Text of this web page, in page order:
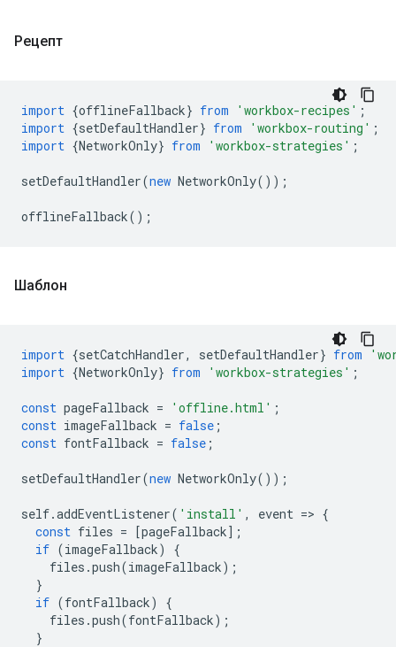
Рецепт
import {offlineFallback} from 'workbox-recipes' ;
import {setDefaultHandler} from 'workbox-routing' ;
import {NetworkOnly} from 'workbox-strategies' ;
setDefaultHandler(new NetworkOnly());
offlineFallback();
Шаблон
import {setCatchHandler, setDefaultHandler} from
import {NetworkOnly} from 'workbox-strategies' ;
const pageFallback = 'offline.html' ;
const imageFallback = false ;
const fontFallback = false ;
setDefaultHandler(new NetworkOnly());
self.addEventListener( 'install' , event => {
const files = [pageFallback];
if (imageFallback)
{
files .push(imageFallback);
}
if (fontFallback)
{
files .push(fontFallback);
}